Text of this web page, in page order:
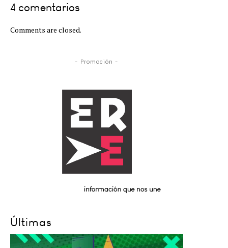
4 comentarios
Comments are closed.
- Promoción -
Últimas